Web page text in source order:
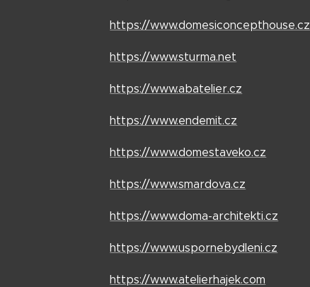
https://www.domesiconcepthouse.cz
https://www.sturma.net
https://www.abatelier.cz
https://www.endemit.cz
https://www.domestaveko.cz
https://www.smardova.cz
https://www.doma-architekti.cz
https://www.uspornebydleni.cz
https://www.atelierhajek.com